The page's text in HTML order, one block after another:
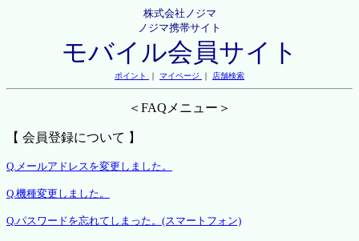
株式会社ノジマ
ノジマ携帯サイト
モバイル会員サイト
ポイント ｜ マイページ ｜ 店舗検索
＜FAQメニュー＞
【 会員登録について 】
Q.メールアドレスを変更しました。
Q.機種変更しました。
Q.パスワードを忘れてしまった。(スマートフォン)